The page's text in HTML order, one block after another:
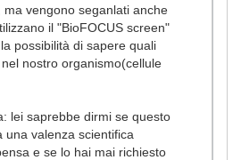
vengono seganlati anche
il "BioFOCUS screen"
possibilità di sapere quali
nostro organismo(cellule
lei saprebbe dirmi se questo
una valenza scientifica
e se lo hai mai richiesto